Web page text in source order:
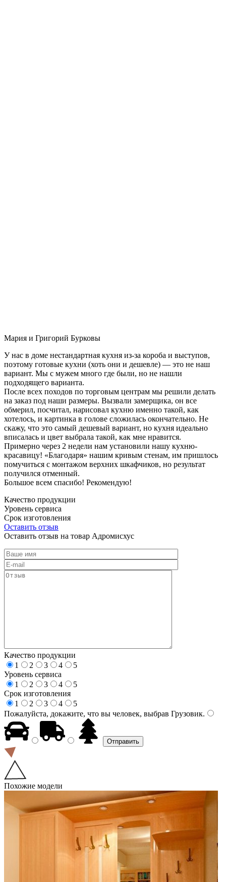
Мария и Григорий Бурковы
У нас в доме нестандартная кухня из-за короба и выступов,
поэтому готовые кухни (хоть они и дешевле) — это не наш
вариант. Мы с мужем много где были, но не нашли
подходящего варианта.
После всех походов по торговым центрам мы решили делать
на заказ под наши размеры. Вызвали замерщика, он все
обмерил, посчитал, нарисовал кухню именно такой, как
хотелось, и картинка в голове сложилась окончательно. Не
скажу, что это самый дешевый вариант, но кухня идеально
вписалась и цвет выбрала такой, как мне нравится.
Примерно через 2 недели нам установили нашу кухню-
красавицу! «Благодаря» нашим кривым стенам, им пришлось
помучиться с монтажом верхних шкафчиков, но результат
получился отменный.
Большое всем спасибо! Рекомендую!
Качество продукции
Уровень сервиса
Срок изготовления
Оставить отзыв
Оставить отзыв на товар Адромисхус
Качество продукции
1
2 3 4
5
Уровень сервиса
1
2 3 4
5
Срок изготовления
1
2 3 4
5
Пожалуйста, докажите, что вы человек, выбрав Грузовик.
Похожие модели